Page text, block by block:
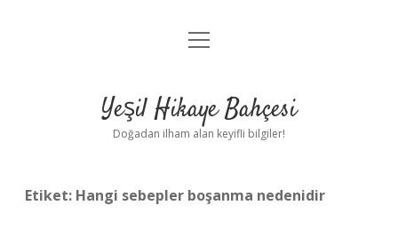
Anasayfa
Yasal Uyarı
menüyü
Yeşil Hikaye Bahçesi
Doğadan ilham alan keyifli bilgiler!
Etiket: Hangi sebepler boşanma nedenidir